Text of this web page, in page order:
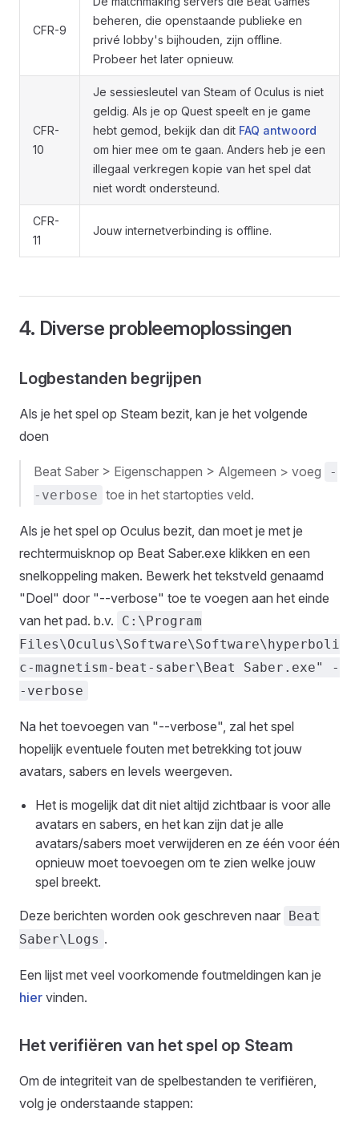
CFR-9
beheren, die openstaande publieke en
privé lobby's bijhouden, zijn offline.
Probeer het later opnieuw.
CFR-
10
Je sessiesleutel van Steam of Oculus is niet
geldig. Als je op Quest speelt en je game
hebt gemod, bekijk dan dit FAQ antwoord
om hier mee om te gaan. Anders heb je een
illegaal verkregen kopie van het spel dat
niet wordt ondersteund.
CFR-
11
Jouw internetverbinding is offline.
4. Diverse probleemoplossingen
Logbestanden begrijpen
Als je het spel op Steam bezit, kan je het volgende
doen
Beat Saber > Eigenschappen > Algemeen > voeg
-
-verbose toe in het startopties veld.
Als je het spel op Oculus bezit, dan moet je met je
rechtermuisknop op Beat Saber.exe klikken en een
snelkoppeling maken. Bewerk het tekstveld genaamd
"Doel" door "--verbose" toe te voegen aan het einde
van het pad. b.v.
C:\Program
Files\Oculus\Software\Software\hyperboli
c-magnetism-beat-saber\Beat Saber.exe" -
-verbose
Na het toevoegen van "--verbose", zal het spel
hopelijk eventuele fouten met betrekking tot jouw
avatars, sabers en levels weergeven.
Het is mogelijk dat dit niet altijd zichtbaar is voor alle
avatars en sabers, en het kan zijn dat je alle
avatars/sabers moet verwijderen en ze één voor één
opnieuw moet toevoegen om te zien welke jouw
spel breekt.
Deze berichten worden ook geschreven naar Beat
Saber\Logs .
Een lijst met veel voorkomende foutmeldingen kan je
hier vinden.
Het verifiëren van het spel op Steam
Om de integriteit van de spelbestanden te verifiëren,
volg je onderstaande stappen: